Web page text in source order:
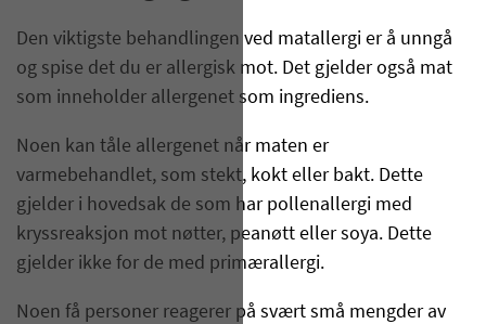
Den viktigste behandlingen ved matallergi er å unngå
og spise det du er allergisk mot. Det gjelder også mat
som inneholder allergenet som ingrediens.
Noen kan tåle allergenet når maten er
varmebehandlet, som stekt, kokt eller bakt. Dette
gjelder i hovedsak de som har pollenallergi med
kryssreaksjon mot nøtter, peanøtt eller soya. Dette
gjelder ikke for de med primærallergi.
Noen få personer reagerer på svært små mengder av